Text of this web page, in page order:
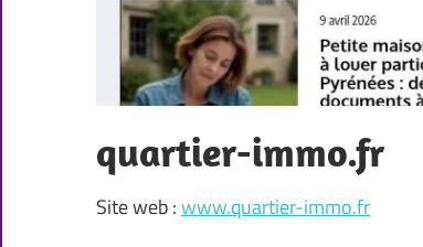
quartier-immo.fr
Site web :www.quartier-immo.fr